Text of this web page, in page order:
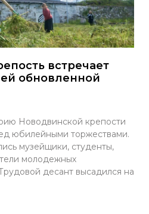
встречает
обновленной
Новодвинской крепости
юбилейными торжествами.
музейщики, студенты,
молодежных
десант высадился на